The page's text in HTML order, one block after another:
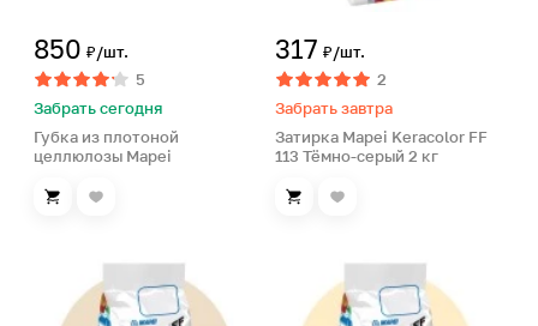
850 ₽/шт.
5
Забрать сегодня
Губка из плотоной
целлюлозы Mapei
317 ₽/шт.
2
Забрать завтра
Затирка Mapei Keracolor FF
113 Тёмно-серый 2 кг